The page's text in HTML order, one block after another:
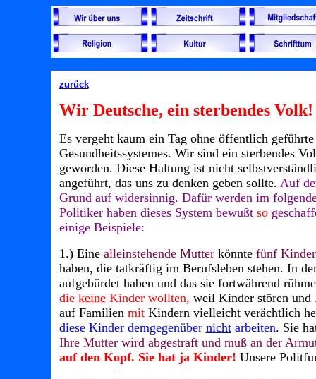
zurück
Wir Deutsche, ein sterbendes Volk!
Es vergeht kaum ein Tag ohne öffentlich
Gesundheitssystemes. Wir sind ein sterbendes
geworden. Diese Haltung ist nicht
angeführt, das uns zu denken geben sollte. Auf
Grund auf widersinnig. Dafür werden im
Politiker haben dieses System bewußt so
einige Beispiele:
1.) Eine alleinstehende Mutterkönnte fünf
haben, die tatkräftig im Berufsleben stehen. In
aufgebürdet haben und das sie fortwährend
die keineKinder wollten, weil Kinder stören und
auf Familien mitKindern vielleicht verächtlich
diese Kinder demgegenüber nichtarbeiten. Sie
Ihre Mutter wird abgestraft und muß an der
auf den Kopf. Sie hat ja Kinder! Unsere